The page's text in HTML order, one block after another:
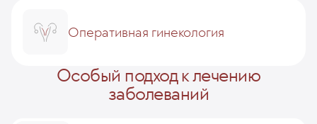
Оперативная гинекология
Особый подход к лечению
заболеваний